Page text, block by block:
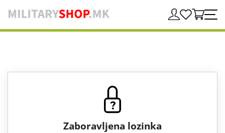
Zaboravljena lozinka